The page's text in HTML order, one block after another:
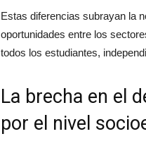
Estas diferencias subrayan la
oportunidades entre los
todos los estudiantes,
La brecha en el
por el nivel